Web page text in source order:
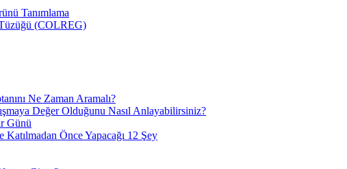
Tanımlama
(COLREG)
Ne Zaman Aramalı?
Değer Olduğunu Nasıl Anlayabilirsiniz?
Günü
Önce Yapacağı 12 Şey